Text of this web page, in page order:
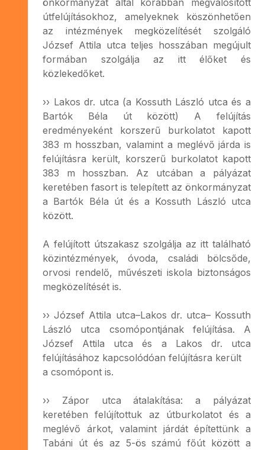
önkormányzat által korábban megvalósított
útfelújításokhoz, amelyeknek köszönhetően
az intézmények megközelítését szolgáló
József Attila utca teljes hosszában megújult
formában szolgálja az itt élőket és
közlekedőket.
›› Lakos dr. utca (a Kossuth László utca és a
Bartók Béla út között) A felújítás
eredményeként korszerű burkolatot kapott
383 m hosszban, valamint a meglévő járda is
felújításra került, korszerű burkolatot kapott
383 m hosszban. Az utcában a pályázat
keretében fasort is telepített az önkormányzat
a Bartók Béla út és a Kossuth László utca
között.
A felújított útszakasz szolgálja az itt található
közintézmények, óvoda, családi bölcsőde,
orvosi rendelő, művészeti iskola biztonságos
megközelítését is.
›› József Attila utca–Lakos dr. utca– Kossuth
László utca csomópontjának felújítása. A
József Attila utca és a Lakos dr. utca
felújításához kapcsolódóan felújításra került
a csomópont is.
›› Zápor utca átalakítása: a pályázat
keretében felújítottuk az útburkolatot és a
meglévő árkot, valamint járdát építettünk a
Tabáni út és az 5-ös számú főút között a